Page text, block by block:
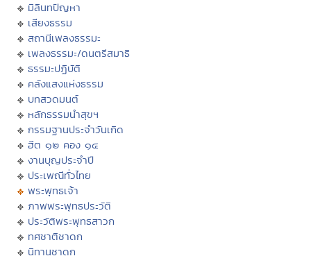
มิลินทปัญหา
เสียงธรรม
สถานีเพลงธรรมะ
เพลงธรรมะ/ดนตรีสมาธิ
ธรรมะปฏิบัติ
คลังแสงแห่งธรรม
บทสวดมนต์
หลักธรรมนำสุขฯ
กรรมฐานประจำวันเกิด
ฮีต ๑๒ คอง ๑๔
งานบุญประจำปี
ประเพณีทั่วไทย
พระพุทธเจ้า
ภาพพระพุทธประวัติ
ประวัติพระพุทธสาวก
ทศชาติชาดก
นิทานชาดก